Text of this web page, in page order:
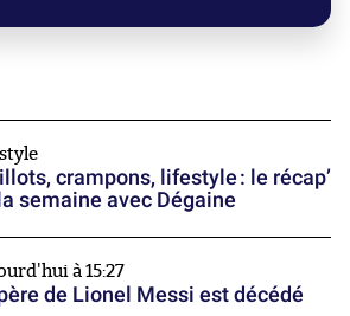
crampons, lifestyle : le récap’
semaine avec Dégaine
à 15:27
de Lionel Messi est décédé